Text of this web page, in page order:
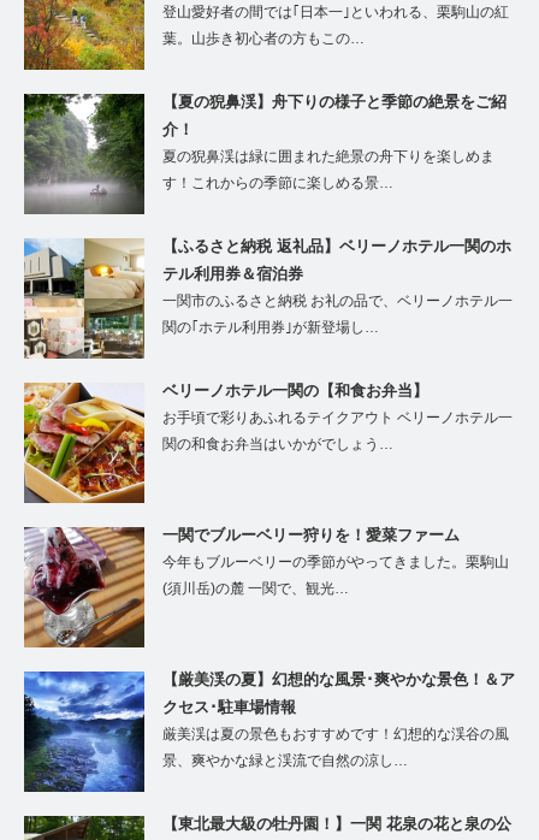
登山愛好者の間では｢日本一｣といわれる、栗駒山の紅
葉。山歩き初心者の方もこの…
【夏の猊鼻渓】舟下りの様子と季節の絶景をご紹
介！
夏の猊鼻渓は緑に囲まれた絶景の舟下りを楽しめま
す！これからの季節に楽しめる景…
【ふるさと納税 返礼品】ベリーノホテル一関のホ
テル利用券＆宿泊券
一関市のふるさと納税 お礼の品で、ベリーノホテル一
関の｢ホテル利用券｣が新登場し…
ベリーノホテル一関の【和食お弁当】
お手頃で彩りあふれるテイクアウト ベリーノホテル一
関の和食お弁当はいかがでしょう…
一関でブルーベリー狩りを！愛菜ファーム
今年もブルーベリーの季節がやってきました。栗駒山
(須川岳)の麓 一関で、観光…
【厳美渓の夏】幻想的な風景･爽やかな景色！＆ア
クセス･駐車場情報
厳美渓は夏の景色もおすすめです！幻想的な渓谷の風
景、爽やかな緑と渓流で自然の涼し…
【東北最大級の牡丹園！】一関 花泉の花と泉の公